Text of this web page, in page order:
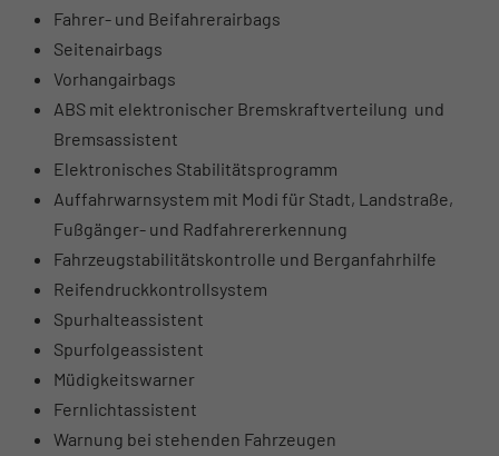
Fahrer- und Beifahrerairbags
Seitenairbags
Vorhangairbags
ABS mit elektronischer Bremskraftverteilung und
Bremsassistent
Elektronisches Stabilitätsprogramm
Auffahrwarnsystem mit Modi für Stadt, Landstraße,
Fußgänger- und Radfahrererkennung
Fahrzeugstabilitätskontrolle und Berganfahrhilfe
Reifendruckkontrollsystem
Spurhalteassistent
Spurfolgeassistent
Müdigkeitswarner
Fernlichtassistent
Warnung bei stehenden Fahrzeugen